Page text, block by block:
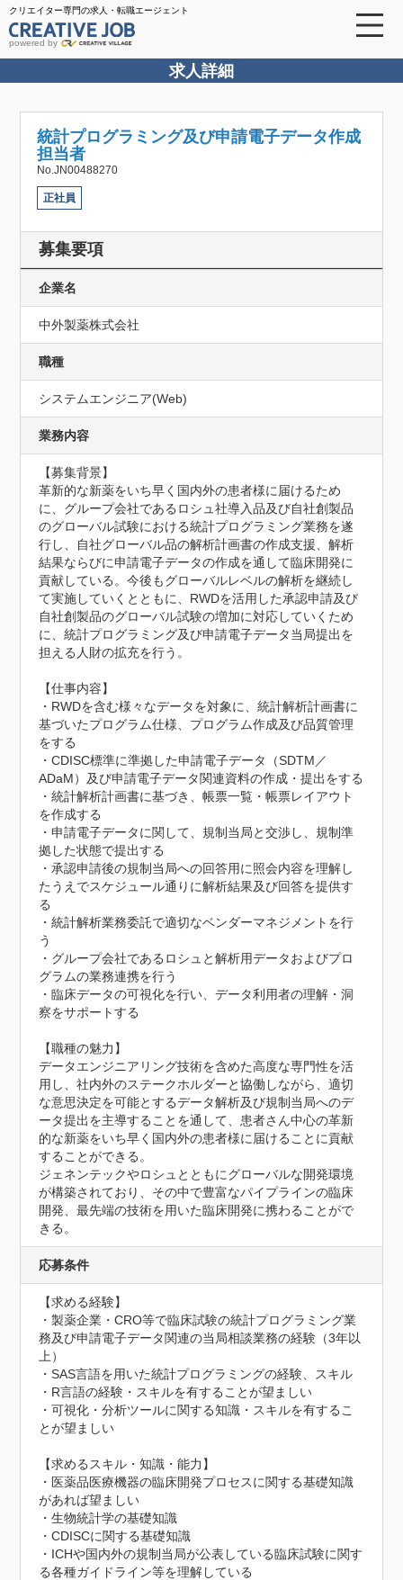
クリエイター専門の求人・転職エージェント
powered by
求人詳細
統計プログラミング及び申請電子データ作成
担当者
No.JN00488270
正社員
募集要項
企業名
中外製薬株式会社
職種
システムエンジニア(Web)
業務内容
【募集背景】
革新的な新薬をいち早く国内外の患者様に届けるため
に、グループ会社であるロシュ社導入品及び自社創製品
のグローバル試験における統計プログラミング業務を遂
行し、自社グローバル品の解析計画書の作成支援、解析
結果ならびに申請電子データの作成を通して臨床開発に
貢献している。今後もグローバルレベルの解析を継続し
て実施していくとともに、RWDを活用した承認申請及び
自社創製品のグローバル試験の増加に対応していくため
に、統計プログラミング及び申請電子データ当局提出を
担える人財の拡充を行う。
【仕事内容】
・RWDを含む様々なデータを対象に、統計解析計画書に
基づいたプログラム仕様、プログラム作成及び品質管理
をする
・CDISC標準に準拠した申請電子データ（SDTM／
ADaM）及び申請電子データ関連資料の作成・提出をする
・統計解析計画書に基づき、帳票一覧・帳票レイアウト
を作成する
・申請電子データに関して、規制当局と交渉し、規制準
拠した状態で提出する
・承認申請後の規制当局への回答用に照会内容を理解し
たうえでスケジュール通りに解析結果及び回答を提供す
る
・統計解析業務委託で適切なベンダーマネジメントを行
う
・グループ会社であるロシュと解析用データおよびプロ
グラムの業務連携を行う
・臨床データの可視化を行い、データ利用者の理解・洞
察をサポートする
【職種の魅力】
データエンジニアリング技術を含めた高度な専門性を活
用し、社内外のステークホルダーと協働しながら、適切
な意思決定を可能とするデータ解析及び規制当局へのデ
ータ提出を主導することを通して、患者さん中心の革新
的な新薬をいち早く国内外の患者様に届けることに貢献
することができる。
ジェネンテックやロシュとともにグローバルな開発環境
が構築されており、その中で豊富なパイプラインの臨床
開発、最先端の技術を用いた臨床開発に携わることがで
きる。
応募条件
【求める経験】
・製薬企業・CRO等で臨床試験の統計プログラミング業
務及び申請電子データ関連の当局相談業務の経験（3年以
上）
・SAS言語を用いた統計プログラミングの経験、スキル
・R言語の経験・スキルを有することが望ましい
・可視化・分析ツールに関する知識・スキルを有するこ
とが望ましい
【求めるスキル・知識・能力】
・医薬品医療機器の臨床開発プロセスに関する基礎知識
があれば望ましい
・生物統計学の基礎知識
・CDISCに関する基礎知識
・ICHや国内外の規制当局が公表している臨床試験に関す
る各種ガイドライン等を理解している